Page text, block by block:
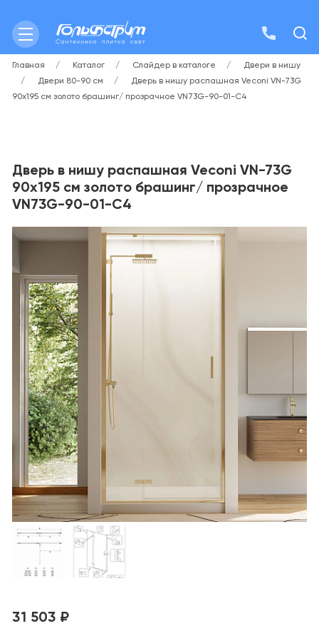
Главная Каталог Слайдер в каталоге
Двери в нишу
Двери 80-90 см
Дверь в нишу распашная Veconi VN-73G
90х195 см золото брашинг/ прозрачное VN73G-90-01-C4
Дверь в нишу распашная Veconi VN-73G
90х195 см золото брашинг/ прозрачное
VN73G-90-01-C4
31 503 ₽